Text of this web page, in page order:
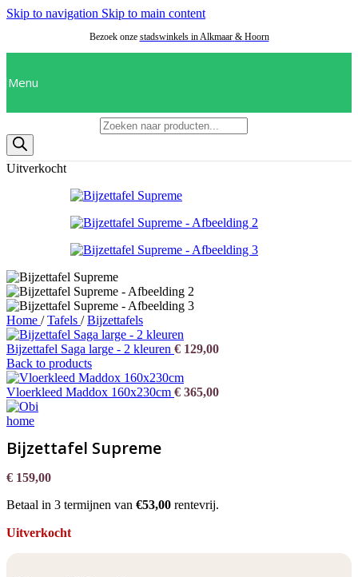
Skip to navigation Skip to main content
Bezoek onze stadswinkels in Alkmaar & Hoorn
Menu
Uitverkocht
Home / Tafels / Bijzettafels
Bijzettafel Saga large - 2 kleuren € 129,00
Back to products
Vloerkleed Maddox 160x230cm € 365,00
Bijzettafel Supreme
€ 159,00
Betaal in 3 termijnen van €53,00 rentevrij.
Uitverkocht